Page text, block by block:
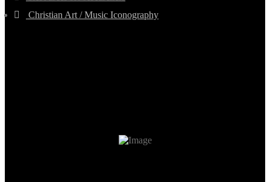
Christian Art / Music Iconography